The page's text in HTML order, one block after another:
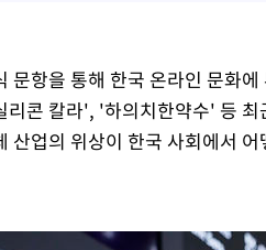
문항을 통해 한국 온라인 문화
콘 칼라', '하의치한약수' 등 최
산업의 위상이 한국 사회에서